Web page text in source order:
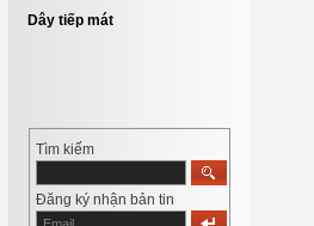
Dây tiếp mát
Tìm kiếm
Đăng ký nhận bản tin